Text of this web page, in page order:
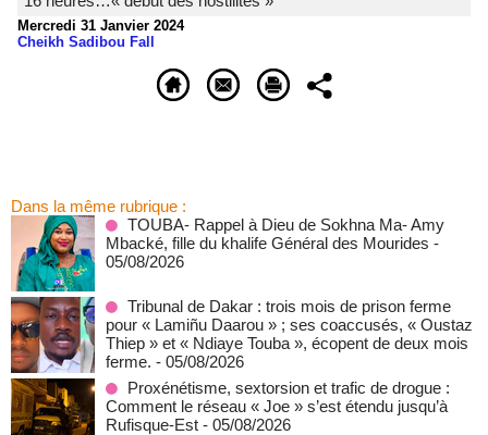
Mercredi 31 Janvier 2024
Cheikh Sadibou Fall
Dans la même rubrique :
TOUBA- Rappel à Dieu de Sokhna Ma- Amy
Mbacké, fille du khalife Général des Mourides -
05/08/2026
Tribunal de Dakar : trois mois de prison ferme
pour « Lamiñu Daarou » ; ses coaccusés, « Oustaz
Thiep » et « Ndiaye Touba », écopent de deux mois
ferme. - 05/08/2026
Proxénétisme, sextorsion et trafic de drogue :
Comment le réseau « Joe » s’est étendu jusqu’à
Rufisque-Est - 05/08/2026